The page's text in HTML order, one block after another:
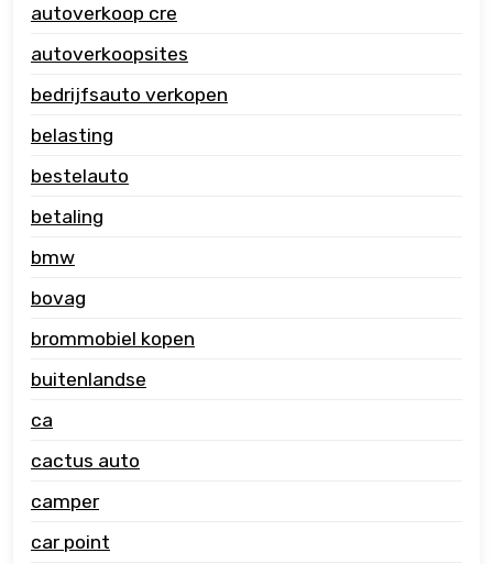
autoverkoop cre
autoverkoopsites
bedrijfsauto verkopen
belasting
bestelauto
betaling
bmw
bovag
brommobiel kopen
buitenlandse
ca
cactus auto
camper
car point